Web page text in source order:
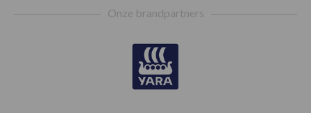
Onze brandpartners